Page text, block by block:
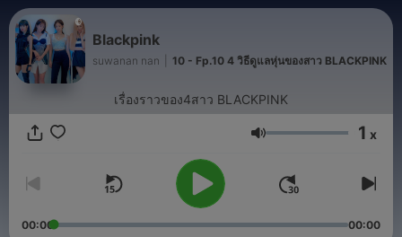
Blackpink
suwanan nan 10 - Fp.10 4 วิธีดูแลหุ่นของสาว BLACKPINK
เรื่องราวของ4สาว BLACKPINK
Głośność 1 x
00:00 00:00